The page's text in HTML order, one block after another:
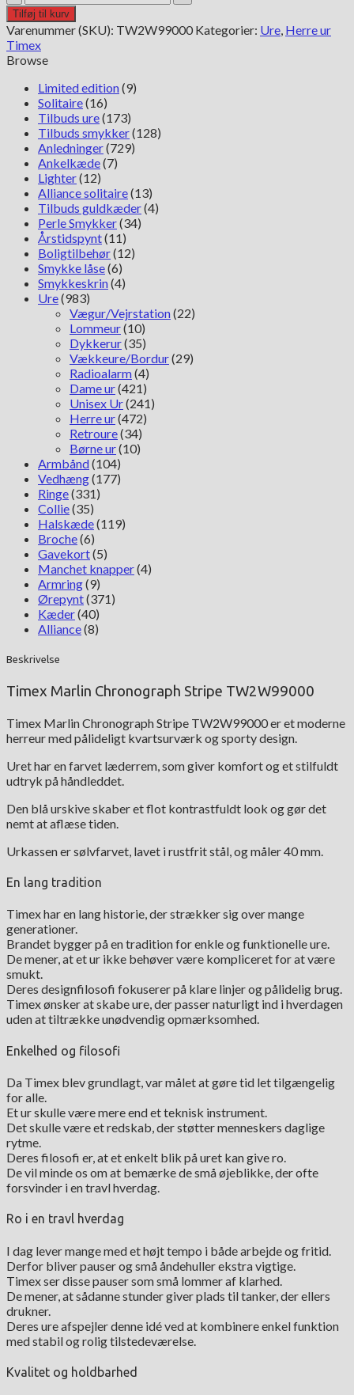
Marlin
Chronograph
Stripe
TW2W99000
antal
Tilføj til kurv
Varenummer (SKU): TW2W99000 Kategorier: Ure, Herre ur
Timex
Browse
Limited edition(9)
Solitaire(16)
Tilbuds ure(173)
Tilbuds smykker(128)
Anledninger(729)
Ankelkæde(7)
Lighter(12)
Alliance solitaire(13)
Tilbuds guldkæder(4)
Perle Smykker(34)
Årstidspynt(11)
Boligtilbehør(12)
Smykke låse(6)
Smykkeskrin(4)
Ure(983)
Vægur/Vejrstation(22)
Lommeur(10)
Dykkerur(35)
Vækkeure/Bordur(29)
Radioalarm(4)
Dame ur(421)
Unisex Ur(241)
Herre ur(472)
Retroure(34)
Børne ur(10)
Armbånd(104)
Vedhæng(177)
Ringe(331)
Collie(35)
Halskæde(119)
Broche(6)
Gavekort(5)
Manchet knapper(4)
Armring(9)
Ørepynt(371)
Kæder(40)
Alliance(8)
Beskrivelse
Timex Marlin Chronograph Stripe TW2W99000
Timex Marlin Chronograph Stripe TW2W99000 er et moderne
herreur med pålideligt kvartsurværk og sporty design.
Uret har en farvet læderrem, som giver komfort og et stilfuldt
udtryk på håndleddet.
Den blå urskive skaber et flot kontrastfuldt look og gør det
nemt at aflæse tiden.
Urkassen er sølvfarvet, lavet i rustfrit stål, og måler 40 mm.
En lang tradition
Timex har en lang historie, der strækker sig over mange
generationer.
Brandet bygger på en tradition for enkle og funktionelle ure.
De mener, at et ur ikke behøver være kompliceret for at være
smukt.
Deres designfilosofi fokuserer på klare linjer og pålidelig brug.
Timex ønsker at skabe ure, der passer naturligt ind i hverdagen
uden at tiltrække unødvendig opmærksomhed.
Enkelhed og filosofi
Da Timex blev grundlagt, var målet at gøre tid let tilgængelig
for alle.
Et ur skulle være mere end et teknisk instrument.
Det skulle være et redskab, der støtter menneskers daglige
rytme.
Deres filosofi er, at et enkelt blik på uret kan give ro.
De vil minde os om at bemærke de små øjeblikke, der ofte
forsvinder i en travl hverdag.
Ro i en travl hverdag
I dag lever mange med et højt tempo i både arbejde og fritid.
Derfor bliver pauser og små åndehuller ekstra vigtige.
Timex ser disse pauser som små lommer af klarhed.
De mener, at sådanne stunder giver plads til tanker, der ellers
drukner.
Deres ure afspejler denne idé ved at kombinere enkel funktion
med stabil og rolig tilstedeværelse.
Kvalitet og holdbarhed